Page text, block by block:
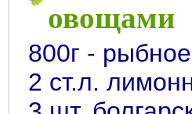
овощами
800г -
2 ст.л.